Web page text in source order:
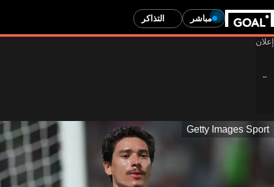
مباشر التذاكر
Getty Images Sport